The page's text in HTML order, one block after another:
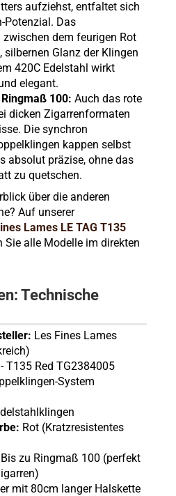
aufziehst, entfaltet sich
Potenzial. Das
dem feurigen Rot
silbernen Glanz der Klingen
420C Edelstahl wirkt
elegant.
100: Auch das rote
dicken Zigarrenformaten
Die synchron
kappen selbst
absolut präzise, ohne das
zu quetschen.
über die anderen
Auf unserer
Lames LE TAG T135
Sie alle Modelle im direkten
Technische
Les Fines Lames
- T135 Red TG2384005
System
Rot (Kratzresistentes
Bis zu Ringmaß 100 (perfekt
mit 80cm langer Halskette